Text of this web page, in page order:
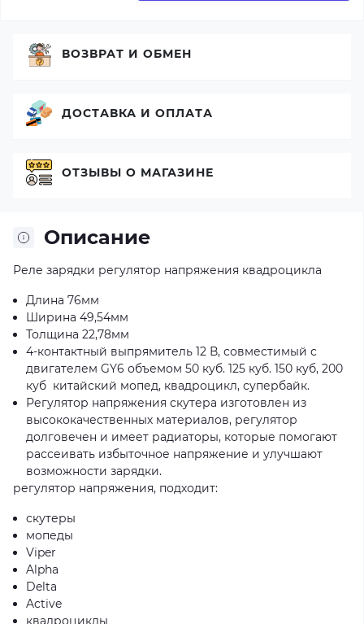
Описание
Реле зарядки регулятор напряжения квадроцикла
Длина 76мм
Ширина 49,54мм
Толщина 22,78мм
4-контактный выпрямитель 12 В, совместимый с
двигателем GY6 объемом 50 куб. 125 куб. 150 куб, 200
куб китайский мопед, квадроцикл, супербайк.
Регулятор напряжения скутера изготовлен из
высококачественных материалов, регулятор
долговечен и имеет радиаторы, которые помогают
рассеивать избыточное напряжение и улучшают
возможности зарядки.
регулятор напряжения, подходит:
скутеры
мопеды
Viper
Alpha
Delta
Active
квадроциклы
ВОЗВРАТ И ОБМЕН
ДОСТАВКА И ОПЛАТА
ОТЗЫВЫ О МАГАЗИНЕ